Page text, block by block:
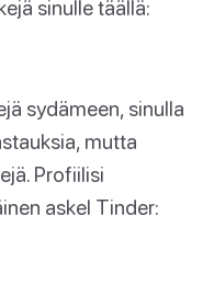
sinulle täällä:
sydämeen, sinulla
mutta
Profiilisi
askel Tinder: